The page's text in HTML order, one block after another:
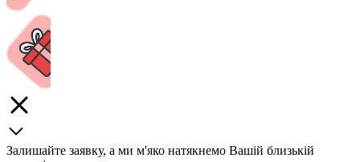
Залишайте заявку, а ми м'яко натякнемо Вашій близькій